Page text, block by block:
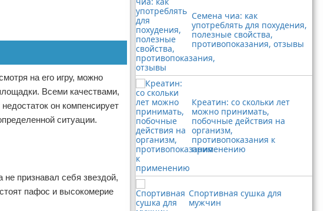
на его игру, можно
Всеми качествами,
он компенсирует
ситуации.
признавал себя звездой,
пафос и высокомерие
Семена чиа: как
употреблять для похудения,
полезные свойства,
противопоказания, отзывы
Креатин: со скольки лет
можно принимать,
побочные действия на
организм,
противопоказания к
применению
Спортивная сушка для
мужчин